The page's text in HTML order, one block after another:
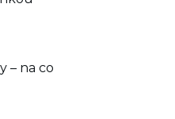
– na co